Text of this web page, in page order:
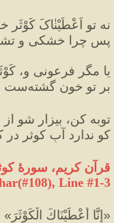
نه تو اَعْطَیْنٰاکَ کَوْثَر
پس چرا خشکی و تشنه
یا مگر فرعونی و،
بر تو خون گشته‌ست و ناخوش، ای علیل
توبه کن، بیزار شو
کو ندارد آبِ کوثر در
قرآن کریم، سورهٔ
), Line #1-3
«إِنَّا أَعْطَيْنَاكَ الْكَوْثَرَ »